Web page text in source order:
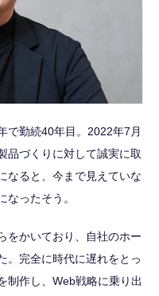
で勤続40年目。2022年7月
品づくりに対して誠実に取
なると、今まで見えていな
ったそう。
をかいており、自社のホー
。完全に時代に遅れをとっ
制作し、Web戦略に乗り出